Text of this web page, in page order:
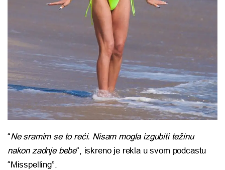
“Ne sramim se to reći. Nisam mogla izgubiti težinu
nakon zadnje bebe“, iskreno je rekla u svom podcastu
“Misspelling”.